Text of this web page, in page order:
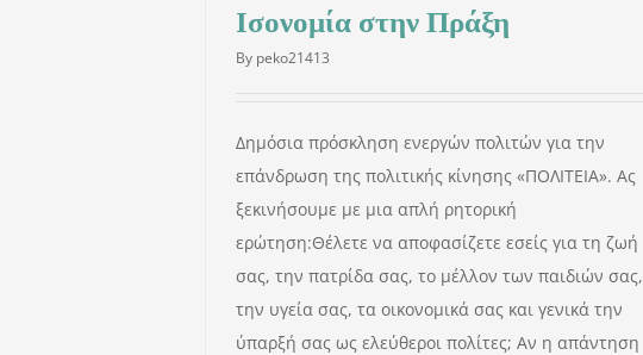
Ισονομία στην Πράξη
By peko21413
Δημόσια πρόσκληση ενεργών πολιτών για την
επάνδρωση της πολιτικής κίνησης «ΠΟΛΙΤΕΙΑ». Ας
ξεκινήσουμε με μια απλή ρητορική
ερώτηση:Θέλετε να αποφασίζετε εσείς για τη ζωή
σας, την πατρίδα σας, το μέλλον των παιδιών σας,
την υγεία σας, τα οικονομικά σας και γενικά την
ύπαρξή σας ως ελεύθεροι πολίτες; Αν η απάντηση